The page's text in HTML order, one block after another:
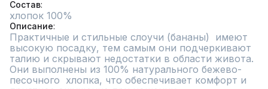
Состав
Описание
Практичные и стильные слоучи (бананы)  имеют
высокую посадку, тем самым они подчеркивают
талию и скрывают недостатки в области живота.
Они выполнены из 100% натурального бежево-
песочного  хлопка, что обеспечивает комфорт и